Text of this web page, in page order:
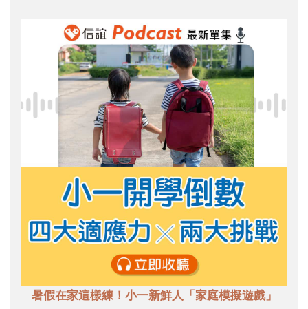
暑假在家這樣練！小一新鮮人「家庭模擬遊戲」